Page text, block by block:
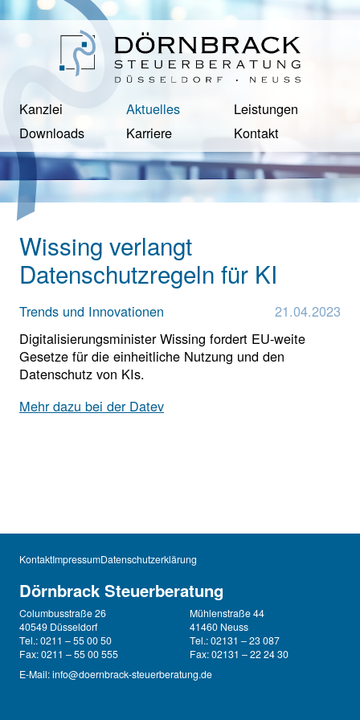
Kanzlei Aktuelles
Leistungen
Downloads
Karriere Kontakt
Wissing verlangt
Datenschutzregeln für KI
Trends und Innovationen
21.04.2023
Digitalisierungsminister Wissing fordert EU-weite
Gesetze für die einheitliche Nutzung und den
Datenschutz von KIs.
Mehr dazu bei der Datev
KontaktImpressumDatenschutzerklärung
Dörnbrack Steuerberatung
Columbusstraße 26
40549 Düsseldorf
Tel.: 0211 – 55 00 50
Fax: 0211 – 55 00 555
Mühlenstraße 44
41460 Neuss
Tel.: 02131 – 23 087
Fax: 02131 – 22 24 30
E-Mail:info@doernbrack-steuerberatung.de